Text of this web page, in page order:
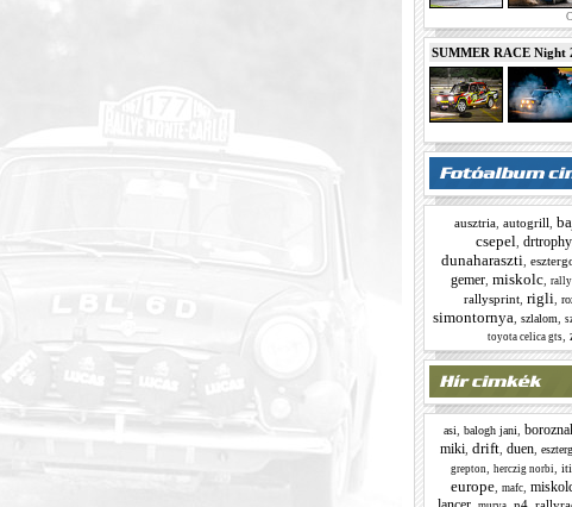
SUMMER RACE Night
ausztria, autogrill
csepel drtrophy,
dunaharaszti
gemer, miskolc,
rallysprint rigli
simontornya szlalom
toyota celica gts,
asi balogh jani
miki, drift, duen,
grepton herczig norbi
europe, mafc,